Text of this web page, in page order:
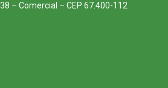
– Comercial – CEP 67.400-112